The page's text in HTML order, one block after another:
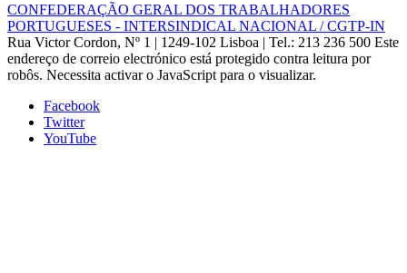
CONFEDERAÇÃO GERAL DOS TRABALHADORES
PORTUGUESES - INTERSINDICAL NACIONAL / CGTP-IN
Rua Victor Cordon, Nº 1 | 1249-102 Lisboa | Tel.: 213 236 500 Este
endereço de correio electrónico está protegido contra leitura por
robôs. Necessita activar o JavaScript para o visualizar.
Facebook
Twitter
YouTube